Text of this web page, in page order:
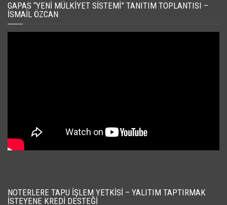
GAPAS “YENI MÜLKIYET SISTEMI” TANITIM TOPLANTISI –
İSMAIL ÖZCAN
NOTERLERE TAPU İŞLEM YETKISI – YALITIM TAPTIRMAK
İSTEYENE KREDI DESTEĞI